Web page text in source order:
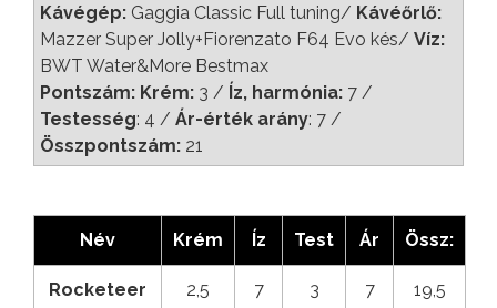
Kávégép: Gaggia Classic Full tuning/ Kávéőrlő:
Mazzer Super Jolly+Fiorenzato F64 Evo kés/ Víz:
BWT Water&More Bestmax
Pontszám: Krém: 3 / Íz, harmónia: 7 /
Testesség: 4 / Ár-érték arány: 7 /
Összpontszám: 21
Név Krém Íz Test Ár Össz:
Rocketeer 2,5 7 3 7 19,5